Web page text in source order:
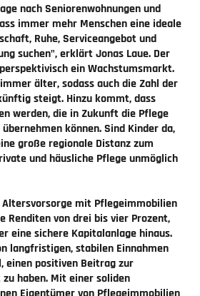
nach Seniorenwohnungen und
immer mehr Menschen eine ideale
Ruhe, Serviceangebot und
suchen", erklärt Jonas Laue. Der
ein Wachstumsmarkt.
älter, sodass auch die Zahl der
steigt. Hinzu kommt, dass
werden, die in Zukunft die Pflege
können. Sind Kinder da,
große regionale Distanz zum
und häusliche Pflege unmöglich
mit Pflegeimmobilien
Renditen von drei bis vier Prozent,
eine sichere Kapitalanlage hinaus.
langfristigen, stabilen Einnahmen
einen positiven Beitrag zur
haben. Mit einer soliden